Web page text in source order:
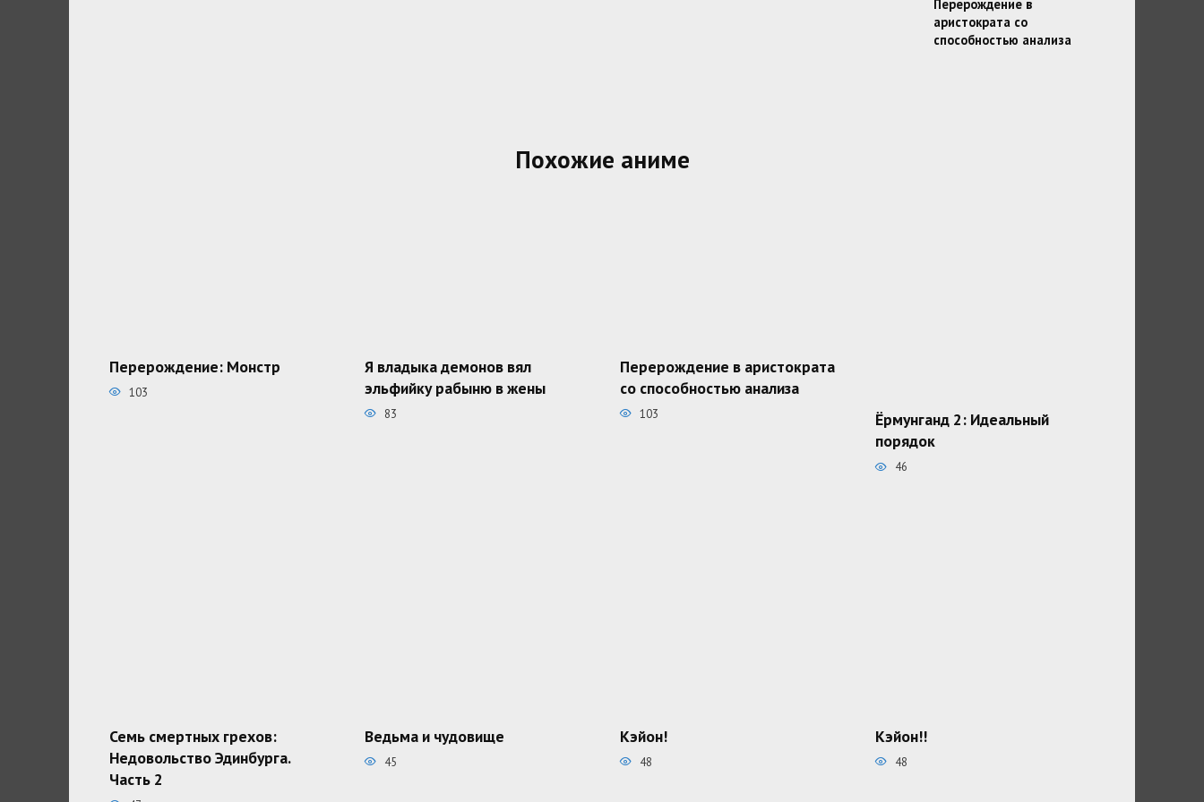
Перерождение в
аристократа со
способностью анализа
Похожие аниме
Перерождение: Монстр
103
Я владыка демонов вял
эльфийку рабыню в жены
83
Перерождение в аристократа
со способностью анализа
103
Ёрмунганд 2: Идеальный
порядок
46
Семь смертных грехов:
Недовольство Эдинбурга.
Часть 2
Ведьма и чудовище
45
Кэйон!
48
Кэйон!!
48